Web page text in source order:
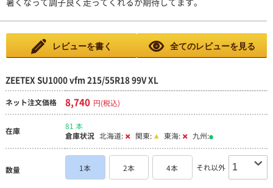
レビューを書く 全てのレビューを見る
ZEETEX SU1000 vfm 215/55R18 99V XL
ネット注文価格 8,740 円(税込)
在庫
81 本
倉庫状況 北海道: 関東: 東海: 九州:
数量 1本 2本 4本 それ以外